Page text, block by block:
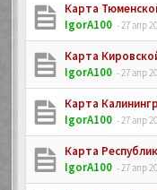
Карта
IgorA100 - 27 апр
Карта
IgorA100 - 27 апр
Карта
IgorA100 - 27 апр
Карта
IgorA100 - 27 апр